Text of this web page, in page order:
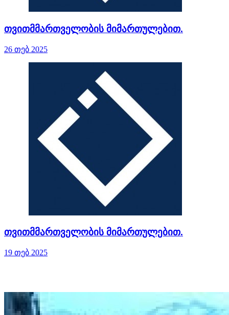
თვითმმართველობის მიმართულებით.
26 თებ 2025
თვითმმართველობის მიმართულებით.
19 თებ 2025